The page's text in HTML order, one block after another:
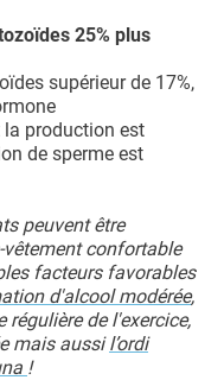
25% plus
supérieur de 17%,
production est
de sperme est
peuvent être
vêtement confortable
facteurs favorables
d'alcool modérée,
régulière de l'exercice,
mais aussil’ordi
!